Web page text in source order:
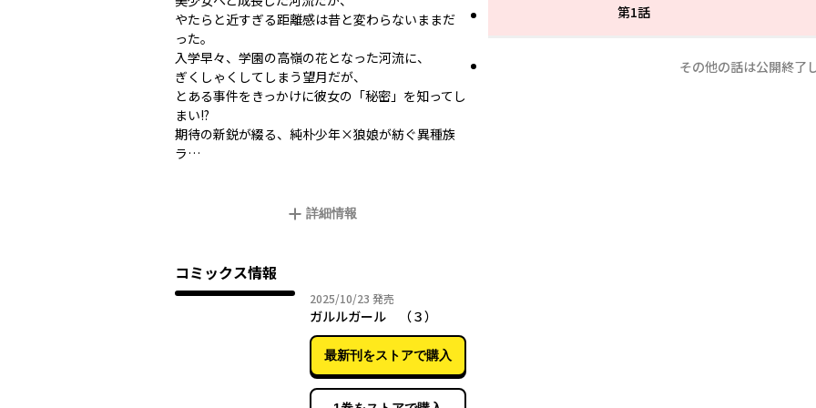
やたらと近すぎる距離感は昔と変わらないままだ
った。
入学早々、学園の高嶺の花となった河流に、
ぎくしゃくしてしまう望月だが、
とある事件をきっかけに彼女の「秘密」を知ってし
まい――!?
期待の新鋭が綴る、純朴少年×狼娘が紡ぐ異種族
ラ…
詳細情報
コミックス情報
2025/10/23 2025年10月23日
発売
ガルルガール （３）
最新刊をストアで購入
第1話
その他の話は公開終了